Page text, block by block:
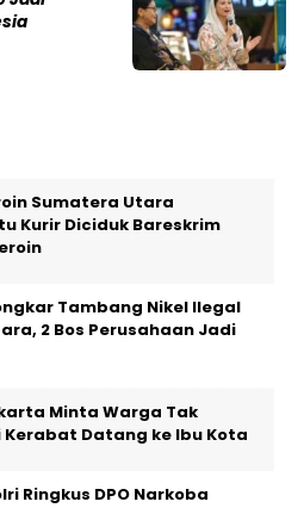
Sumatera Utara
Kurir Diciduk Bareskrim
Tambang Nikel Ilegal
2 Bos Perusahaan Jadi
Minta Warga Tak
Datang ke Ibu Kota
Ringkus DPO Narkoba